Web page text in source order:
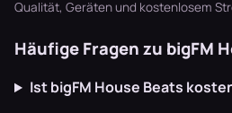
Qualität, Geräten und kostenlosem
Häufige Fragen zu bigFM
Ist bigFM House Beats